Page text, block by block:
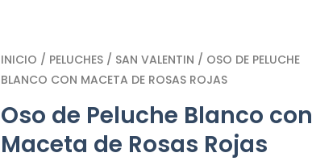
INICIO / PELUCHES / SAN VALENTIN / OSO DE PELUCHE
BLANCO CON MACETA DE ROSAS ROJAS
Oso de Peluche Blanco con
Maceta de Rosas Rojas